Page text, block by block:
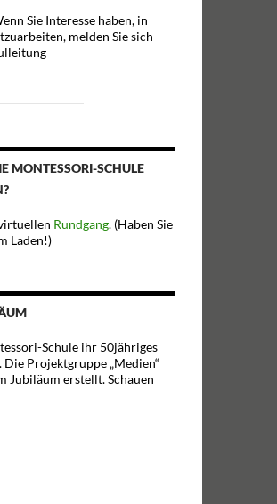
Sie Interesse haben, in
melden Sie sich
MONTESSORI-SCHULE
Rundgang. (Haben Sie
Laden!)
Schule ihr 50jähriges
Die Projektgruppe „Medien“
Jubiläum erstellt. Schauen